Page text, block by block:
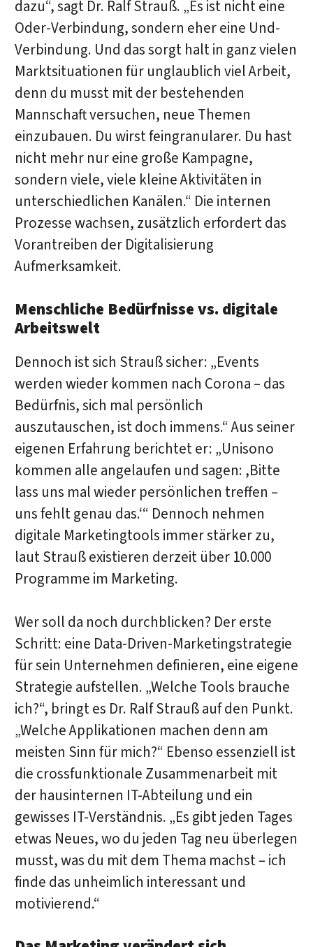
dazu“, sagt Dr. Ralf Strauß. „Es ist nicht eine
Oder-Verbindung, sondern eher eine Und-
Verbindung. Und das sorgt halt in ganz vielen
Marktsituationen für unglaublich viel Arbeit,
denn du musst mit der bestehenden
Mannschaft versuchen, neue Themen
einzubauen. Du wirst feingranularer. Du hast
nicht mehr nur eine große Kampagne,
sondern viele, viele kleine Aktivitäten in
unterschiedlichen Kanälen.“ Die internen
Prozesse wachsen, zusätzlich erfordert das
Vorantreiben der Digitalisierung
Aufmerksamkeit.
Menschliche Bedürfnisse vs. digitale
Arbeitswelt
Dennoch ist sich Strauß sicher: „Events
werden wieder kommen nach Corona – das
Bedürfnis, sich mal persönlich
auszutauschen, ist doch immens.“ Aus seiner
eigenen Erfahrung berichtet er: „Unisono
kommen alle angelaufen und sagen: ,Bitte
lass uns mal wieder persönlichen treffen –
uns fehlt genau das.‘“ Dennoch nehmen
digitale Marketingtools immer stärker zu,
laut Strauß existieren derzeit über 10.000
Programme im Marketing.
Wer soll da noch durchblicken? Der erste
Schritt: eine Data-Driven-Marketingstrategie
für sein Unternehmen definieren, eine eigene
Strategie aufstellen. „Welche Tools brauche
ich?“, bringt es Dr. Ralf Strauß auf den Punkt.
„Welche Applikationen machen denn am
meisten Sinn für mich?“ Ebenso essenziell ist
die crossfunktionale Zusammenarbeit mit
der hausinternen IT-Abteilung und ein
gewisses IT-Verständnis. „Es gibt jeden Tages
etwas Neues, wo du jeden Tag neu überlegen
musst, was du mit dem Thema machst – ich
finde das unheimlich interessant und
motivierend.“